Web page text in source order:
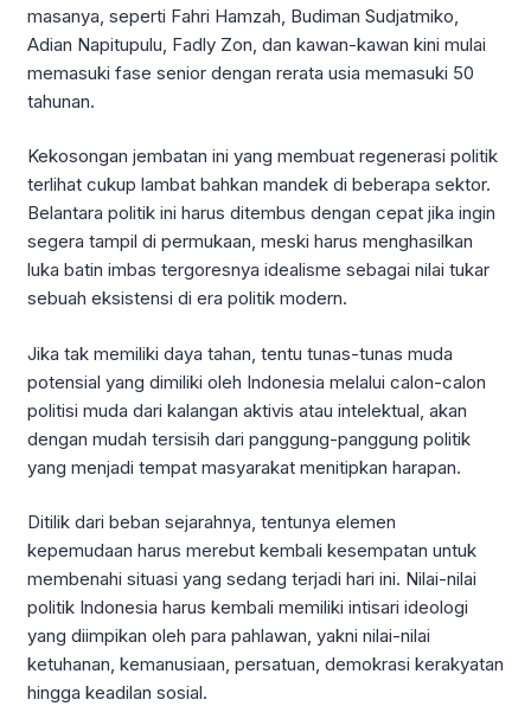
masanya, seperti Fahri Hamzah, Budiman Sudjatmiko,
Adian Napitupulu, Fadly Zon, dan kawan-kawan kini mulai
memasuki fase senior dengan rerata usia memasuki 50
tahunan.
Kekosongan jembatan ini yang membuat regenerasi politik
terlihat cukup lambat bahkan mandek di beberapa sektor.
Belantara politik ini harus ditembus dengan cepat jika ingin
segera tampil di permukaan, meski harus menghasilkan
luka batin imbas tergoresnya idealisme sebagai nilai tukar
sebuah eksistensi di era politik modern.
Jika tak memiliki daya tahan, tentu tunas-tunas muda
potensial yang dimiliki oleh Indonesia melalui calon-calon
politisi muda dari kalangan aktivis atau intelektual, akan
dengan mudah tersisih dari panggung-panggung politik
yang menjadi tempat masyarakat menitipkan harapan.
Ditilik dari beban sejarahnya, tentunya elemen
kepemudaan harus merebut kembali kesempatan untuk
membenahi situasi yang sedang terjadi hari ini. Nilai-nilai
politik Indonesia harus kembali memiliki intisari ideologi
yang diimpikan oleh para pahlawan, yakni nilai-nilai
ketuhanan, kemanusiaan, persatuan, demokrasi kerakyatan
hingga keadilan sosial.